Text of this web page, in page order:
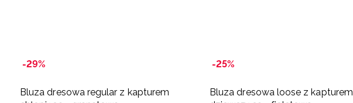
-29%
Bluza dresowa regular z kapturem
-25%
Bluza dresowa loose z kapturem